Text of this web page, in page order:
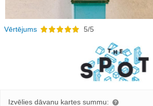
Vērtējums 5/5
Izvēlies dāvanu kartes summu: